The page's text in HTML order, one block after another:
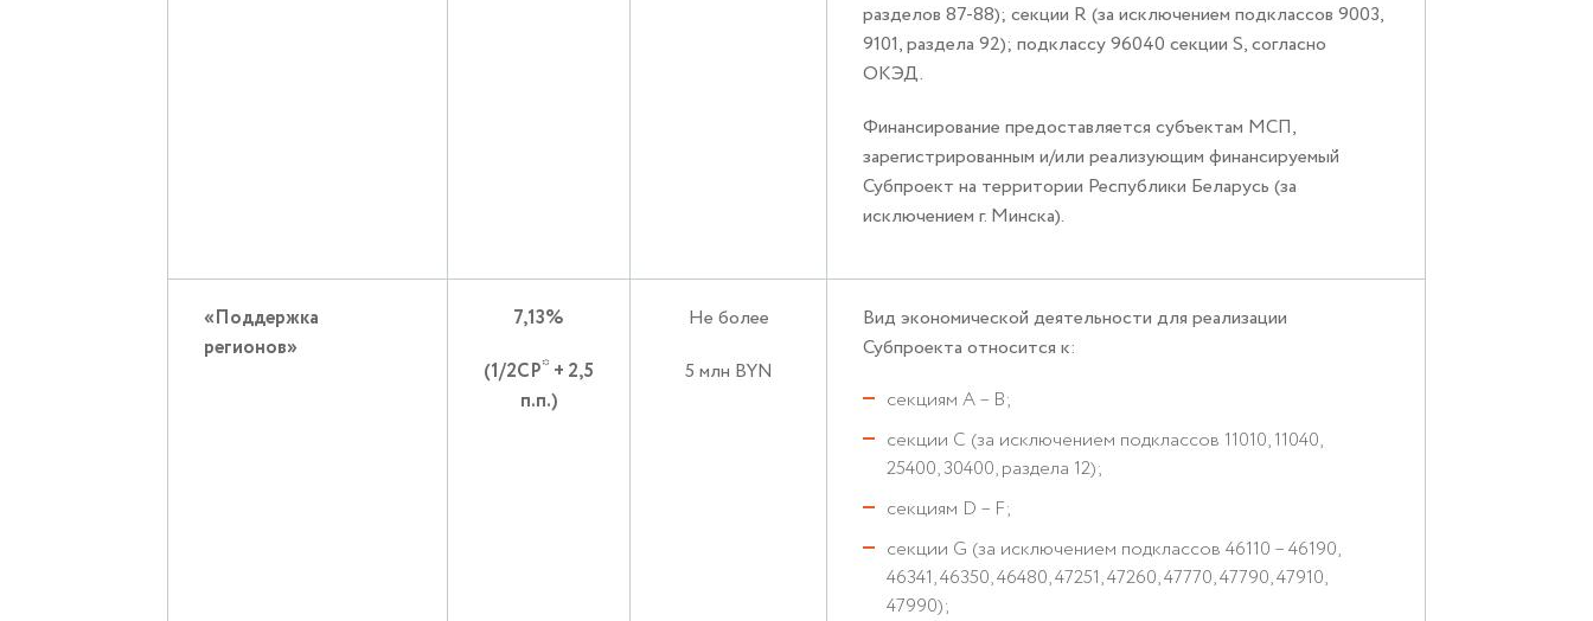
разделов 87-88); секции R (за исключением подклассов 9003,
9101, раздела 92); подклассу 96040 секции S, согласно
ОКЭД.
Финансирование предоставляется субъектам МСП,
зарегистрированным и/или реализующим финансируемый
Субпроект на территории Республики Беларусь (за
исключением г. Минска).
«Поддержка
регионов»
7,13%
(1/2СР* + 2,5
п.п.)
Не более
5 млн BYN
Вид экономической деятельности для реализации
Субпроекта относится к:
секциям А – B;
секции С (за исключением подклассов 11010, 11040,
25400, 30400, раздела 12);
секциям D – F;
секции G (за исключением подклассов 46110 – 46190,
46341, 46350, 46480, 47251, 47260, 47770, 47790, 47910,
47990);